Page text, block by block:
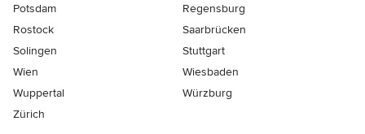
Potsdam
Regensburg
Rostock
Saarbrücken
Solingen
Stuttgart
Wien
Wiesbaden
Wuppertal
Würzburg
Zürich